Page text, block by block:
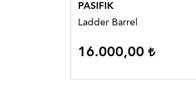
PASIFIK
Ladder Barrel
16.000,00